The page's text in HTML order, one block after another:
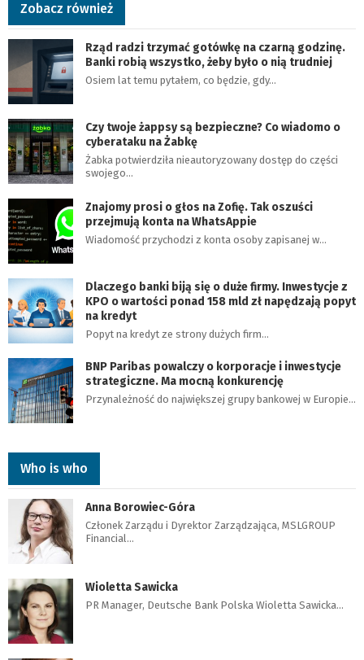
Zobacz również
Rząd radzi trzymać gotówkę na czarną godzinę.
Banki robią wszystko, żeby było o nią trudniej
Osiem lat temu pytałem, co będzie, gdy…
Czy twoje żappsy są bezpieczne? Co wiadomo o
cyberataku na Żabkę
Żabka potwierdziła nieautoryzowany dostęp do części
swojego…
Znajomy prosi o głos na Zofię. Tak oszuści
przejmują konta na WhatsAppie
Wiadomość przychodzi z konta osoby zapisanej w…
Dlaczego banki biją się o duże firmy. Inwestycje z
KPO o wartości ponad 158 mld zł napędzają popyt
na kredyt
Popyt na kredyt ze strony dużych firm…
BNP Paribas powalczy o korporacje i inwestycje
strategiczne. Ma mocną konkurencję
Przynależność do największej grupy bankowej w Europie…
Who is who
Anna Borowiec-Góra
Członek Zarządu i Dyrektor Zarządzająca, MSLGROUP
Financial…
Wioletta Sawicka
PR Manager, Deutsche Bank Polska Wioletta Sawicka…